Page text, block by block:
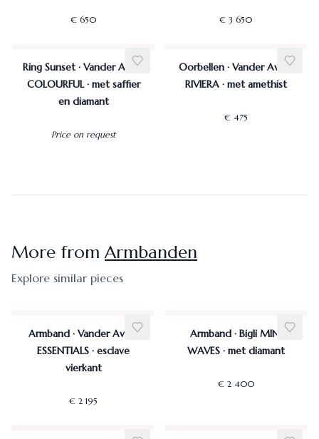
€ 650 € 3 650
Ring Sunset · Vander Avort
COLOURFUL · met saffier
en diamant
Price on request
Oorbellen · Vander Avort
RIVIERA · met amethist
€ 475
More from Armbanden
Explore similar pieces
Armband · Vander Avort
ESSENTIALS · esclave
vierkant
€ 2 195
Armband · Bigli MINI
WAVES · met diamant
€ 2 400